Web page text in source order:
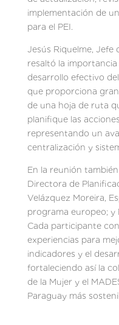
implementación de
para el PEI.
Jesús Riquelme, Jefe
resaltó la
desarrollo efectivo
que proporciona
de una hoja de ruta
planifique las
representando un
centralización y
En la reunión
Directora de
Velázquez Moreira,
programa europeo; y
Cada participante
experiencias para
indicadores y el
fortaleciendo así la
de la Mujer y el
Paraguay más